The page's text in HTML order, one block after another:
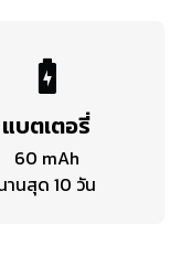
แบตเตอรี่
60 mAh
านสุด 10 วัน